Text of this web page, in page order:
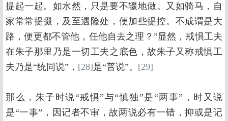
提起一起。如水然，只是要不辍地做。又如骑马，自
家常常提掇，及至遇险处，便加些提控。不成谓是大
路，便更都不管他，任他自去之理？”显然，戒惧工夫
在朱子那里乃是一切工夫之底色，故朱子又称戒惧工
夫乃是“统同说”， [28]是“普说”。 [29]
那么，朱子时说“戒惧”与“慎独”是“两事”，时又说
是“一事”，因记者不审，故两说必有一错，抑或是记